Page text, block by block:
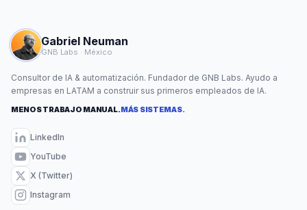
Gabriel Neuman
GNB Labs · México
Consultor de IA & automatización. Fundador de GNB Labs. Ayudo a
empresas en LATAM a construir sus primeros empleados de IA.
MENOS TRABAJO MANUAL.MÁS SISTEMAS.
LinkedIn
YouTube
X (Twitter)
Instagram